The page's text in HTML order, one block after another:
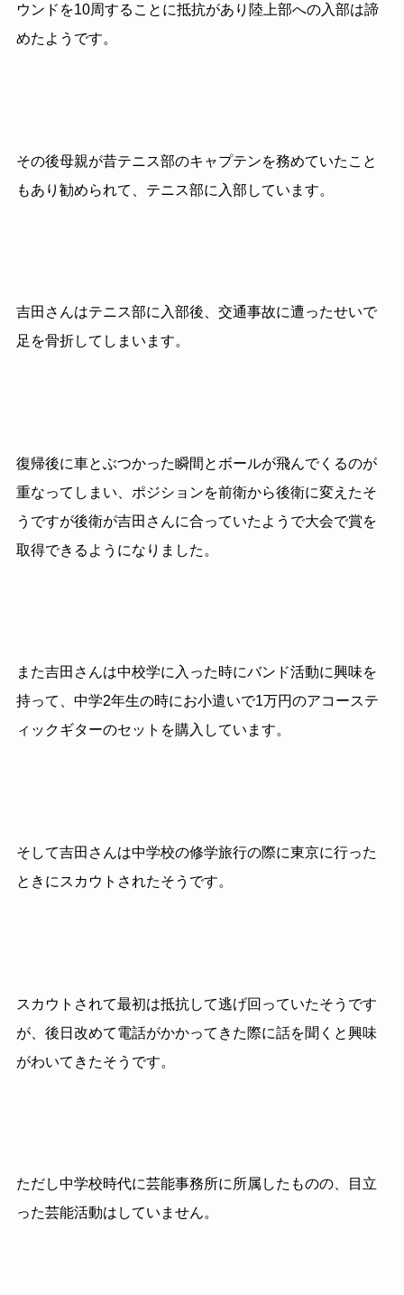
ウンドを10周することに抵抗があり陸上部への入部は諦
めたようです。
その後母親が昔テニス部のキャプテンを務めていたこと
もあり勧められて、テニス部に入部しています。
吉田さんはテニス部に入部後、交通事故に遭ったせいで
足を骨折してしまいます。
復帰後に車とぶつかった瞬間とボールが飛んでくるのが
重なってしまい、ポジションを前衛から後衛に変えたそ
うですが後衛が吉田さんに合っていたようで大会で賞を
取得できるようになりました。
また吉田さんは中校学に入った時にバンド活動に興味を
持って、中学2年生の時にお小遣いで1万円のアコーステ
ィックギターのセットを購入しています。
そして吉田さんは中学校の修学旅行の際に東京に行った
ときにスカウトされたそうです。
スカウトされて最初は抵抗して逃げ回っていたそうです
が、後日改めて電話がかかってきた際に話を聞くと興味
がわいてきたそうです。
ただし中学校時代に芸能事務所に所属したものの、目立
った芸能活動はしていません。